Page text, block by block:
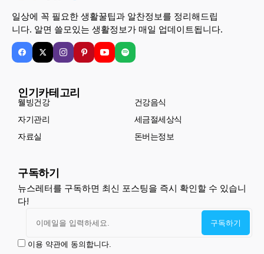
일상에 꼭 필요한 생활꿀팁과 알찬정보를 정리해드립
니다. 알면 쓸모있는 생활정보가 매일 업데이트됩니다.
인기카테고리
웰빙건강
건강음식
자기관리
세금절세상식
자료실
돈버는정보
구독하기
뉴스레터를 구독하면 최신 포스팅을 즉시 확인할 수 있습니
다!
이용 약관에 동의합니다.